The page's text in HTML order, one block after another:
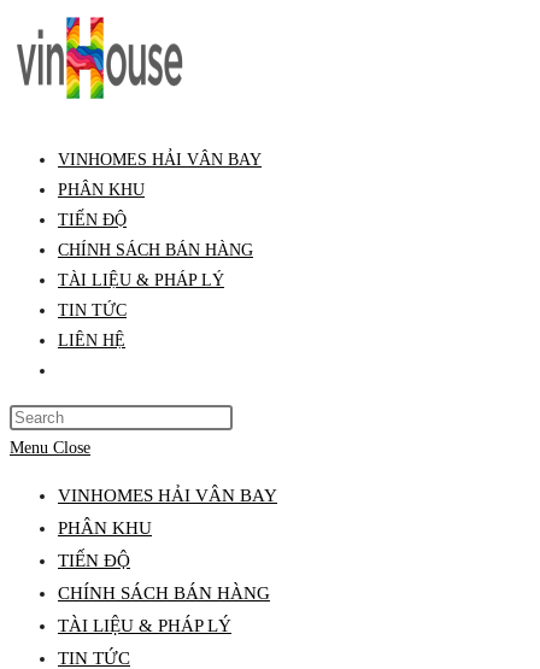
to
content
VINHOMES HẢI VÂN BAY
PHÂN KHU
TIẾN ĐỘ
CHÍNH SÁCH BÁN HÀNG
TÀI LIỆU & PHÁP LÝ
TIN TỨC
LIÊN HỆ
search
close
panel.
Menu Close
VINHOMES HẢI VÂN BAY
PHÂN KHU
TIẾN ĐỘ
CHÍNH SÁCH BÁN HÀNG
TÀI LIỆU & PHÁP LÝ
TIN TỨC